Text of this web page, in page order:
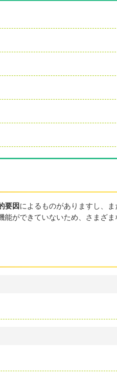
要因によるものがありますし、ま
能ができていないため、さまざ